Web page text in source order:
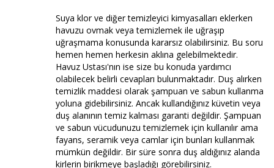
Suya klor ve diğer temizleyici kimyasalları eklerken
havuzu ovmak veya temizlemek ile uğraşıp
uğraşmama konusunda kararsız olabilirsiniz. Bu soru
hemen hemen herkesin aklına gelebilmektedir.
Havuz Ustası'nın ise size bu konuda yardımcı
olabilecek belirli cevapları bulunmaktadır. Duş alırken
temizlik maddesi olarak şampuan ve sabun kullanma
yoluna gidebilirsiniz. Ancak kullandığınız küvetin veya
duş alanının temiz kalması garanti değildir. Şampuan
ve sabun vücudunuzu temizlemek için kullanılır ama
fayans, seramik veya camlar için bunları kullanmak
mümkün değildir. Bir süre sonra duş aldığınız alanda
kirlerin birikmeye başladığı görebilirsiniz.